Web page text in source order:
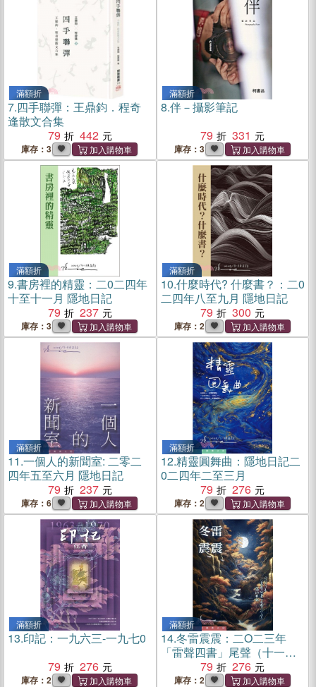
滿額折
7.四手聯彈：王鼎鈞．程奇
逢散文合集
79
442
庫存：3
滿額折
8.伴－攝影筆記
79
331
庫存：3
滿額折
9.書房裡的精靈：二0二四年
十至十一月 隱地日記
79
237
庫存：3
滿額折
10.什麼時代? 什麼書？：二0
二四年八至九月 隱地日記
79
300
庫存：2
滿額折
11.一個人的新聞室: 二零二
四年五至六月 隱地日記
79
237
庫存：6
滿額折
12.精靈圓舞曲：隱地日記二
0二四年二至三月
79
276
庫存：2
滿額折
13.印記：一九六三-一九七0
79
276
庫存：2
滿額折
14.冬雷震震：二O二三年
「雷聲四書」尾聲（十一至
十二月）隱地日記
79 276
庫存：2